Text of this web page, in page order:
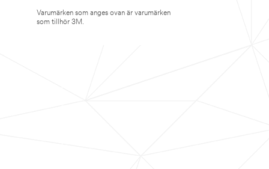
Varumärken som anges ovan är varumärken
som tillhör 3M.